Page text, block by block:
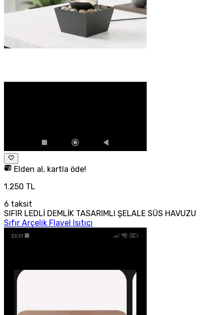
Elden al, kartla öde!
1.250 TL
6 taksit
SIFIR LEDLİ DEMLİK TASARIMLI ŞELALE SÜS HAVUZU
Sıfır Arçelik Flavel Isıtıcı